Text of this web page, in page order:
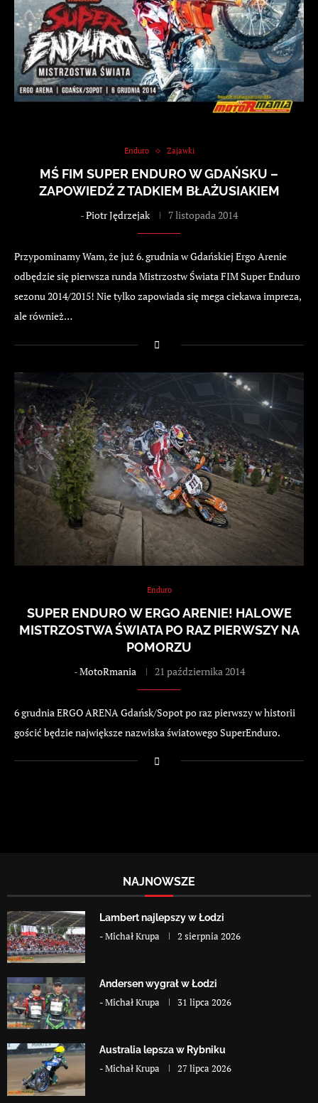
Enduro Zajawki
MŚ FIM SUPER ENDURO W GDAŃSKU –
ZAPOWIEDŹ Z TADKIEM BŁAŻUSIAKIEM
-Piotr Jędrzejak 7 listopada 2014
Przypominamy Wam, że już 6. grudnia w Gdańskiej Ergo Arenie
odbędzie się pierwsza runda Mistrzostw Świata FIM Super Enduro
sezonu 2014/2015! Nie tylko zapowiada się mega ciekawa impreza,
ale również…
Enduro
SUPER ENDURO W ERGO ARENIE! HALOWE
MISTRZOSTWA ŚWIATA PO RAZ PIERWSZY NA
POMORZU
-MotoRmania 21 października 2014
6 grudnia ERGO ARENA Gdańsk/Sopot po raz pierwszy w historii
gościć będzie największe nazwiska światowego SuperEnduro.
NAJNOWSZE
Lambert najlepszy w Łodzi
-Michał Krupa 2 sierpnia 2026
Andersen wygrał w Łodzi
-Michał Krupa 31 lipca 2026
Australia lepsza w Rybniku
-Michał Krupa 27 lipca 2026